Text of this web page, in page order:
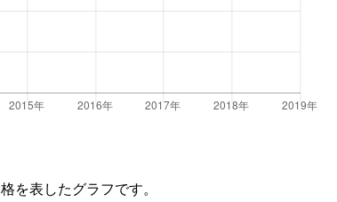
を表したグラフです。